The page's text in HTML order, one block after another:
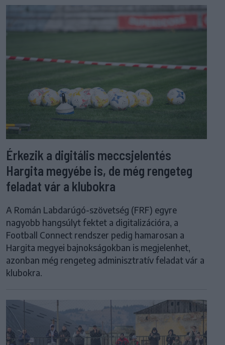
Érkezik a digitális meccsjelentés
Hargita megyébe is, de még rengeteg
feladat vár a klubokra
A Román Labdarúgó-szövetség (FRF) egyre
nagyobb hangsúlyt fektet a digitalizációra, a
Football Connect rendszer pedig hamarosan a
Hargita megyei bajnokságokban is megjelenhet,
azonban még rengeteg adminisztratív feladat vár a
klubokra.